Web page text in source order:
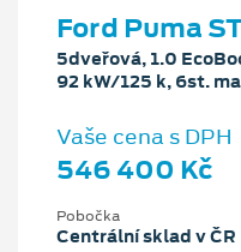
Ford Puma
5dveřová, 1.0
92 kW/125 k, 6st.
Vaše cena s DPH
546 400 Kč
Pobočka
Centrální sklad v ČR